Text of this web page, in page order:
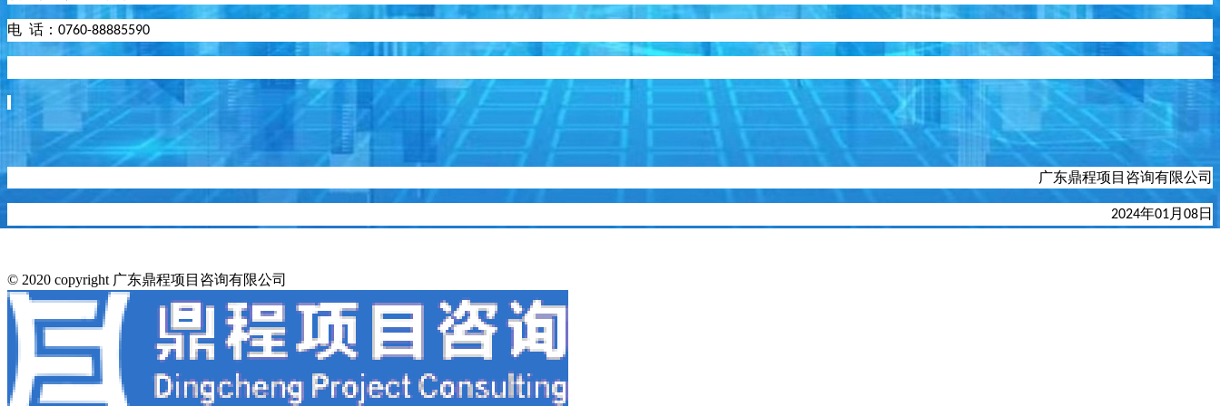
电 话： 0760-88885590
广东鼎程项目咨询有限公司
2024年01月 08日
© 2020 copyright 广东鼎程项目咨询有限公司